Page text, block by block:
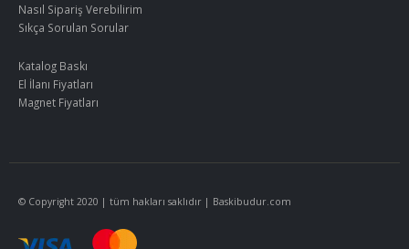
Nasıl Sipariş Verebilirim
Sıkça Sorulan Sorular
Katalog Baskı
El İlanı Fiyatları
Magnet Fiyatları
© Copyright 2020 | tüm hakları saklıdır | Baskibudur.com